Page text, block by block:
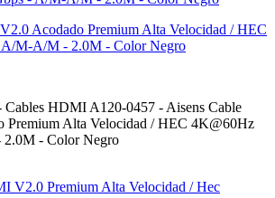
Acodado Premium Alta Velocidad / HEC
M-A/M - 2.0M - Color Negro
Cables HDMI A120-0457 - Aisens Cable
Alta Velocidad / HEC 4K@60Hz
- Color Negro